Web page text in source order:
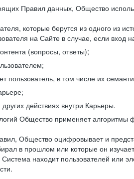
Правил данных, Общество
которые берутся из одного из
на Сайте в случае, если вход
(вопросы, ответы);
пользователь, в том числе их
действиях внутри Карьеры.
Общество применяет алгоритмы
Общество оцифровывает и
в прошлом или которые он
находит пользователей или